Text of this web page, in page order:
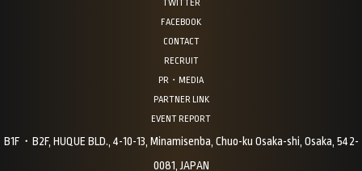
TWITTER
FACEBOOK
CONTACT
RECRUIT
PR・MEDIA
PARTNER LINK
EVENT REPORT
B1F・B2F, HUQUE BLD., 4-10-13, Minamisenba, Chuo-ku Osaka-shi, Osaka, 542-
0081, JAPAN